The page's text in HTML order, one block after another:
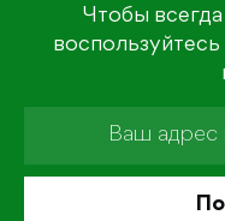
Чтобы